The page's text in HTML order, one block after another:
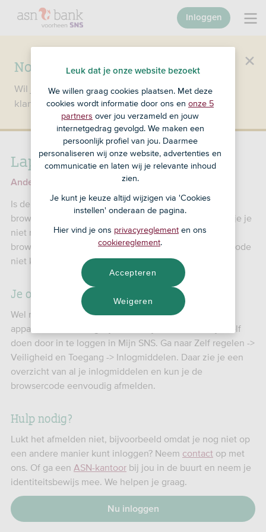
Nog geen klant bij SNS?
Wil je een product openen en ben je nog geen
klant bij SNS? Ga dan naar ASN Bank .
Inloggen
Laptop, pc of tablet gestolen
Andere problemen met je browsercode
Is de laptop, pc of tablet waarop je inlogt met je
browsercode gestolen? Wat vervelend. Gelukkig hoef je je
niet meteen zorgen te maken dat de dief nu met jouw
browsercode inlogt. Zolang diegene jouw 5-cijferige code
niet kent, kan hij namelijk niet inloggen.
Je oude browsercode zelf afmelden
Wel raden we aan om de browsercode van je gestolen
apparaat zo snel mogelijk te verwijderen. Dit kun je zelf
doen door in te loggen in Mijn SNS. Ga naar Zelf regelen ->
Veiligheid en Toegang -> Inlogmiddelen. Daar zie je een
overzicht van al je inlogmiddelen en kun je de
browsercode eenvoudig afmelden.
Hulp nodig?
Lukt het afmelden niet, bijvoorbeeld omdat je nog niet op
een andere manier kunt inloggen? Neem contact op met
ons. Of ga een ASN-kantoor bij jou in de buurt en neem je
identiteitsbewijs mee. We helpen je graag.
Nu inloggen
Leuk dat je onze website bezoekt
We willen graag cookies plaatsen. Met deze
cookies wordt informatie door ons en onze 5
partners over jou verzameld en jouw
internetgedrag gevolgd. We maken een
persoonlijk profiel van jou. Daarmee
personaliseren wij onze website, advertenties en
communicatie en laten wij je relevante inhoud
zien.
Je kunt je keuze altijd wijzigen via 'Cookies
instellen' onderaan de pagina.
Hier vind je ons privacyreglement en ons
cookiereglement.
Weigeren
Accepteren